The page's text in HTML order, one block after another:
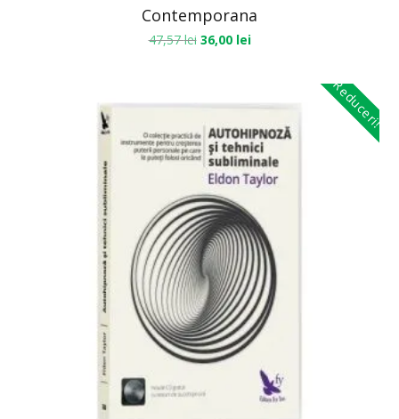
Contemporana
47,57lei 36,00 lei
Reduceri!